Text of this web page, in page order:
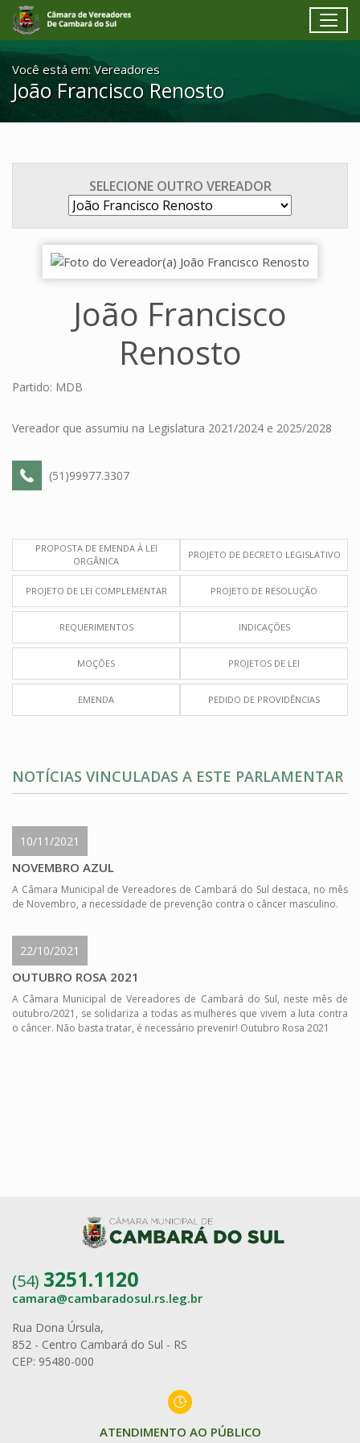
Ir para conteúdo principal
Conteúdo Principal
Você está em: Vereadores
João Francisco Renosto
SELECIONE OUTRO VEREADOR
João Francisco
Renosto
Partido: MDB
Vereador que assumiu na Legislatura 2021/2024 e 2025/2028
(51)99977.3307
PROPOSTA DE EMENDA À LEI
ORGÂNICA
PROJETO DE DECRETO LEGISLATIVO
PROJETO DE LEI COMPLEMENTAR PROJETO DE RESOLUÇÃO
REQUERIMENTOS INDICAÇÕES
MOÇÕES PROJETOS DE LEI
EMENDA PEDIDO DE PROVIDÊNCIAS
NOTÍCIAS VINCULADAS A ESTE PARLAMENTAR
10/11/2021
NOVEMBRO AZUL
A Câmara Municipal de Vereadores de Cambará do Sul destaca, no mês
de Novembro, a necessidade de prevenção contra o câncer masculino.
22/10/2021
OUTUBRO ROSA 2021
A Câmara Municipal de Vereadores de Cambará do Sul, neste mês de
outubro/2021, se solidariza a todas as mulheres que vivem a luta contra
o câncer. Não basta tratar, é necessário prevenir! Outubro Rosa 2021
(54) 3251.1120
camara@cambaradosul.rs.leg.br
Rua Dona Úrsula,
852 - Centro Cambará do Sul - RS
CEP: 95480-000
ATENDIMENTO AO PÚBLICO